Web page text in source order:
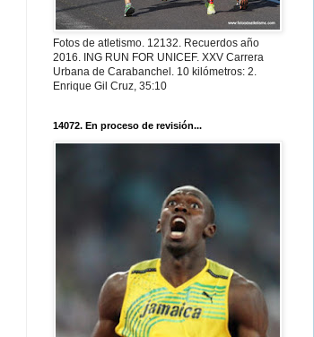
Fotos de atletismo. 12132. Recuerdos año
2016. ING RUN FOR UNICEF. XXV Carrera
Urbana de Carabanchel. 10 kilómetros: 2.
Enrique Gil Cruz, 35:10
14072. En proceso de revisión...